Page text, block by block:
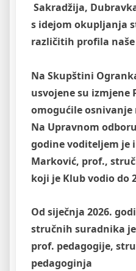
Sakradžija,
s idejom okupljanja
različitih profila
Na Skupštini
usvojene su izmjene
omogućile
Na Upravnom
godine voditeljem je
Marković, prof.,
koji je Klub vodio do
Od siječnja 2026.
stručnih suradnika
prof. pedagogije,
pedagoginja